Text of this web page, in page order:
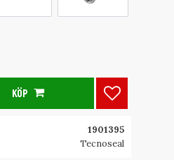
KÖP Lägg till i
1901395
Tecnoseal